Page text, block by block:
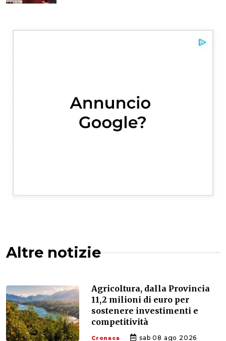
Altre notizie
Agricoltura, dalla Provincia
11,2 milioni di euro per
sostenere investimenti e
competitività
Cronaca sab 08 ago 2026